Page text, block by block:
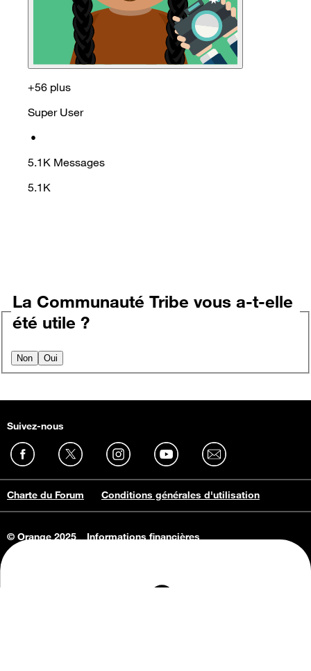
+56 plus
Super User
•
5.1K Messages
5.1K
La Communauté Tribe vous a-t-elle
été utile ?
Non Oui
Suivez-nous
Charte du Forum Conditions générales d'utilisation
© Orange 2025
Informations financières